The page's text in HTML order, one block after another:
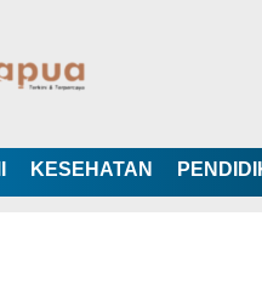
KESEHATAN